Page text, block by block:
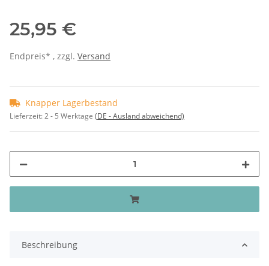
25,95 €
Endpreis* , zzgl. Versand
Knapper Lagerbestand
Lieferzeit:2 - 5 Werktage (DE - Ausland abweichend)
Beschreibung